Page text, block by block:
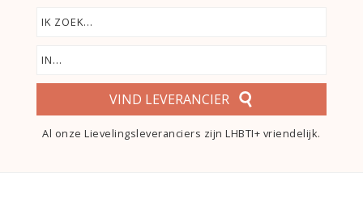
VIND LEVERANCIER
Al onze Lievelingsleveranciers zijn LHBTI+ vriendelijk.